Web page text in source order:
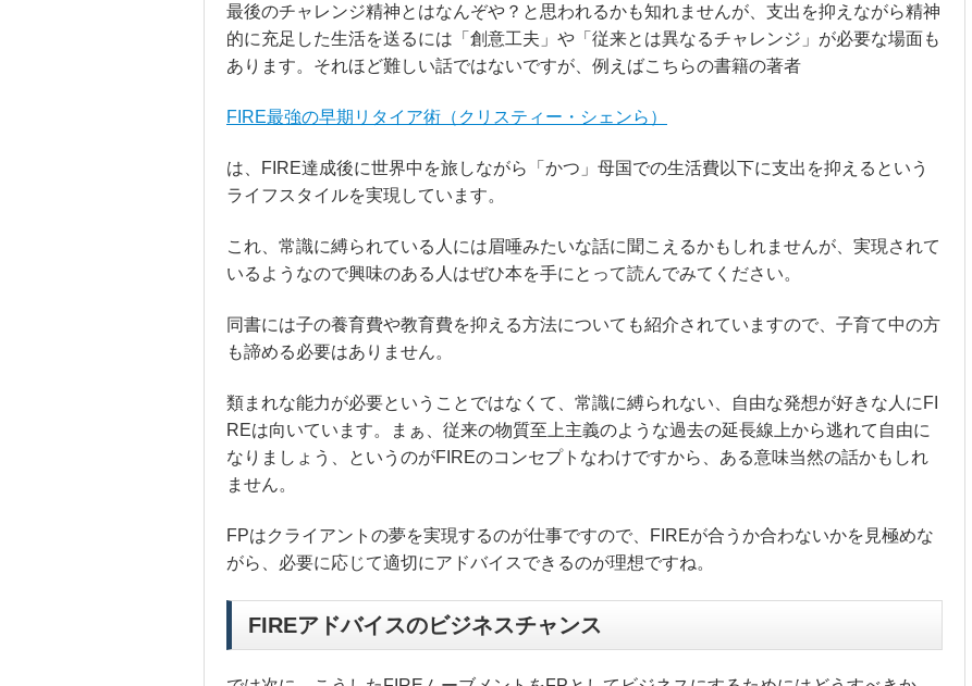
最後のチャレンジ精神とはなんぞや？と思われるかも知れませんが、支出を抑えながら精神
的に充足した生活を送るには「創意工夫」や「従来とは異なるチャレンジ」が必要な場面も
あります。それほど難しい話ではないですが、例えばこちらの書籍の著者
FIRE最強の早期リタイア術（クリスティー・シェンら）
は、
FIRE達成後に世界中を旅しながら「かつ」母国での生活費以下に支出を抑えるという
ライフスタイルを実現 しています。
これ、常識に縛られている人には眉唾みたいな話に聞こえるかもしれませんが、実現されて
いるようなので興味のある人はぜひ本を手にとって読んでみてください。
同書には子の養育費や教育費を抑える方法についても紹介されていますので、子育て中の方
も諦める必要はありません。
類まれな能力が必要ということではなくて、 常識に縛られない、自由な発想が好きな人にFI
REは向いています。まぁ、従来の物質至上主義のような過去の延長線上から逃れて自由に
なりましょう、というのがFIREのコンセプトなわけですから、ある意味当然の話かもしれ
ません。
FPはクライアントの夢を実現するのが仕事ですので、FIREが合うか合わないかを見極めな
がら、必要に応じて適切にアドバイスできるのが理想ですね。
FIREアドバイスのビジネスチャンス